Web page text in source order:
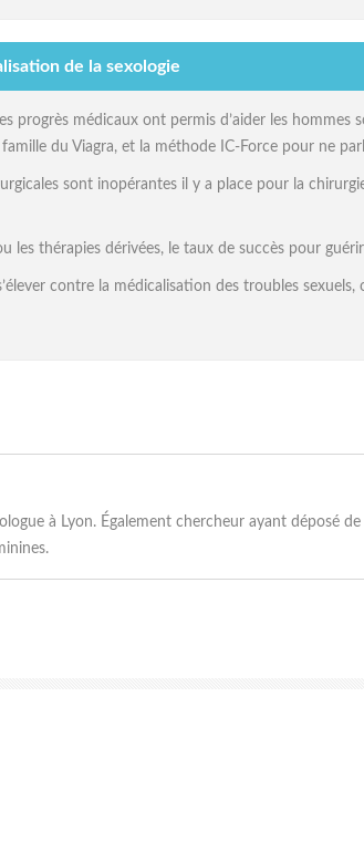
de la sexologie
progrès médicaux ont permis d’aider les
du Viagra, et la méthode IC-Force pour ne
sont inopérantes il y a place pour la
les thérapies dérivées, le taux de succès pour
contre la médicalisation des troubles
à Lyon. Également chercheur ayant déposé